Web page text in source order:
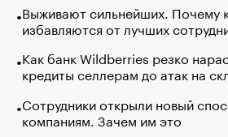
Выживают сильнейших. Почему
избавляются от лучших
Как банк Wildberries резко
кредиты селлерам до атак на
Сотрудники открыли новый
компаниям. Зачем им это